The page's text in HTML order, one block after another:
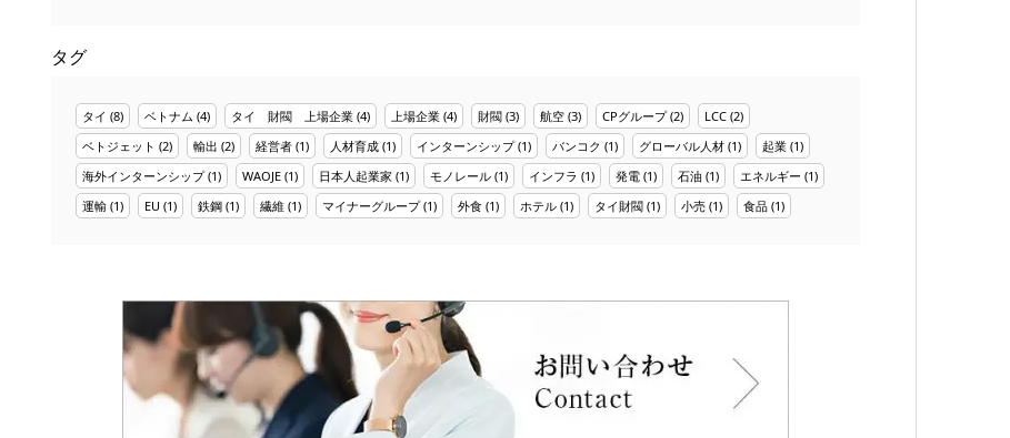
タグ
タイ (8) ベトナム (4) タイ 財閥 上場企業 (4) 上場企業 (4) 財閥 (3) 航空 (3) CPグループ(2) LCC (2)
ベトジェット (2) 輸出 (2) 経営者 (1) 人材育成 (1) インターンシップ(1) バンコク (1) グローバル人材 (1) 起業 (1)
海外インターンシップ(1) WAOJE (1) 日本人起業家 (1) モノレール (1) インフラ (1) 発電 (1) 石油 (1) エネルギー (1)
運輸 (1) EU (1) 鉄鋼 (1) 繊維 (1) マイナーグループ(1) 外食 (1) ホテル (1) タイ財閥 (1) 小売 (1) 食品 (1)